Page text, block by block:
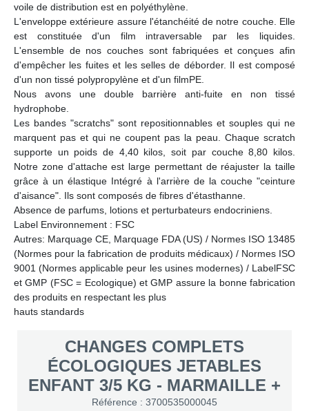
voile de distribution est en polyéthylène.
L'enveloppe extérieure assure l'étanchéité de notre couche. Elle
est constituée d'un film intraversable par les liquides.
L'ensemble de nos couches sont fabriquées et conçues afin
d'empêcher les fuites et les selles de déborder. Il est composé
d'un non tissé polypropylène et d'un filmPE.
Nous avons une double barrière anti-fuite en non tissé
hydrophobe.
Les bandes "scratchs" sont repositionnables et souples qui ne
marquent pas et qui ne coupent pas la peau. Chaque scratch
supporte un poids de 4,40 kilos, soit par couche 8,80 kilos.
Notre zone d'attache est large permettant de réajuster la taille
grâce à un élastique Intégré à l'arrière de la couche "ceinture
d'aisance". Ils sont composés de fibres d'étasthanne.
Absence de parfums, lotions et perturbateurs endocriniens.
Label Environnement : FSC
Autres: Marquage CE, Marquage FDA (US) / Normes ISO 13485
(Normes pour la fabrication de produits médicaux) / Normes ISO
9001 (Normes applicable peur les usines modernes) / LabelFSC
et GMP (FSC = Ecologique) et GMP assure la bonne fabrication
des produits en respectant les plus
hauts standards
CHANGES COMPLETS
ÉCOLOGIQUES JETABLES
ENFANT 3/5 KG - MARMAILLE +
Référence : 3700535000045